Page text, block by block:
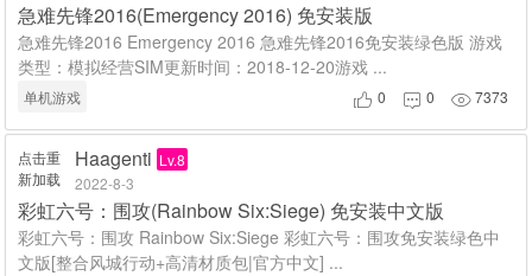
急难先锋2016(Emergency 2016) 免安装版
急难先锋2016 Emergency 2016 急难先锋2016免安装绿色版 游戏
类型：模拟经营SIM更新时间：2018-12-20游戏 ...
单机游戏  0  0 7373
点击重
新加载
Haagenti Lv.8
2022-8-3
彩虹六号：围攻(Rainbow Six:Siege) 免安装中文版
彩虹六号：围攻 Rainbow Six:Siege 彩虹六号：围攻免安装绿色中
文版[整合风城行动+高清材质包|官方中文] ...